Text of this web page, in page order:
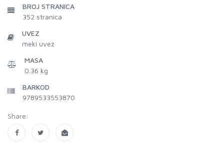
BROJ STRANICA
352 stranica
UVEZ
meki uvez
MASA
0.36 kg
BARKOD
9789533553870
Share: